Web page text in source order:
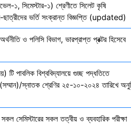
১, সিমেস্টার-১) শ্রেণীতে সিলেট কৃষি
ছাত্রীদের ভর্তি সংক্রান্ত বিজ্ঞপ্তি (updated)
ও পলিসি বিভাগ, ভারপ্রাপ্ত প্রক্টর হিসেবে
টি পাবলিক বিশ্ববিদ্যালয়ে গুচ্ছ পদ্ধতিতে
স্নাতক শ্রেণির ২৫-১০-২০২৪ তারিখে
সেমিস্টারের সকল তত্বীয় ও ব্যবহারিক পরীক্ষা